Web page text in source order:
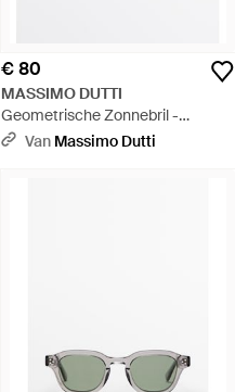
€ 80
MASSIMO DUTTI
Geometrische Zonnebril -
Meerkleurig
Van Massimo Dutti